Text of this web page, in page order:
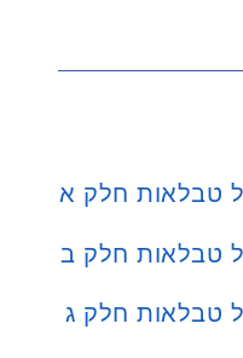
טבלאות חלק א
טבלאות חלק ב
טבלאות חלק ג